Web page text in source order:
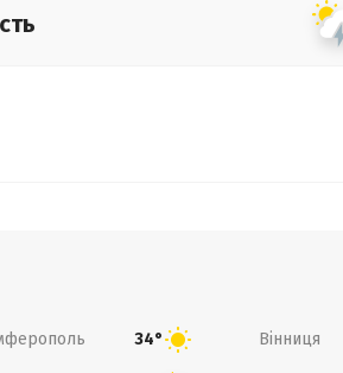
34° Вінниця